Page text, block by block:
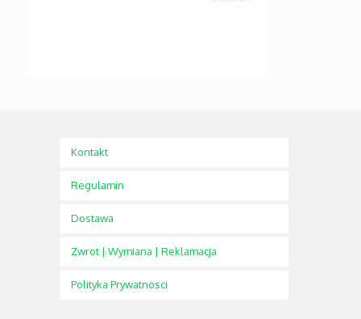
Kontakt
Regulamin
Dostawa
Zwrot | Wymiana | Reklamacja
Polityka Prywatnosci